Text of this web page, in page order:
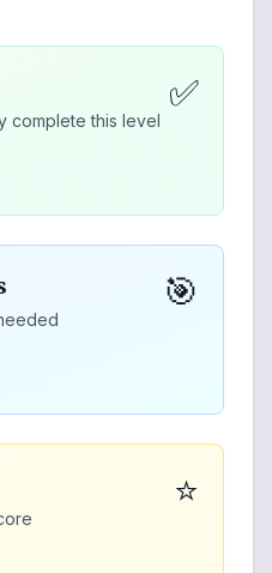
complete this level
✅
🎯
⭐